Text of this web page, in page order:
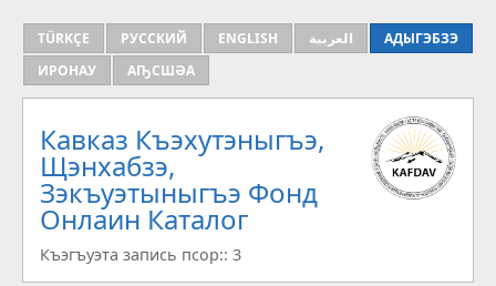
TÜRKÇE РУССКИЙ ENGLISH العربية
АДЫГЭБЗЭ
ИРОНАУ
АҦСШӘА
Кавказ Къэхутэныгъэ,
Щэнхабзэ,
Зэкъуэтыныгъэ Фонд
Онлаин Каталог
Къэгъуэта запись псор:: 3